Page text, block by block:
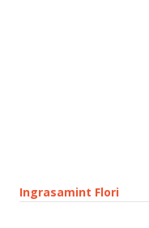
Ingrasamint Flori